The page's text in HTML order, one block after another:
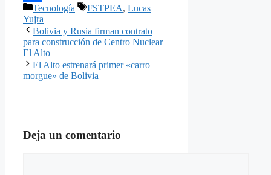
Compartir
Categorías
Tecnología Etiquetas
FSTPEA, Lucas
Yujra
Bolivia y Rusia firman contrato
para construcción de Centro Nuclear
El Alto
El Alto estrenará primer «carro
morgue» de Bolivia
Deja un comentario